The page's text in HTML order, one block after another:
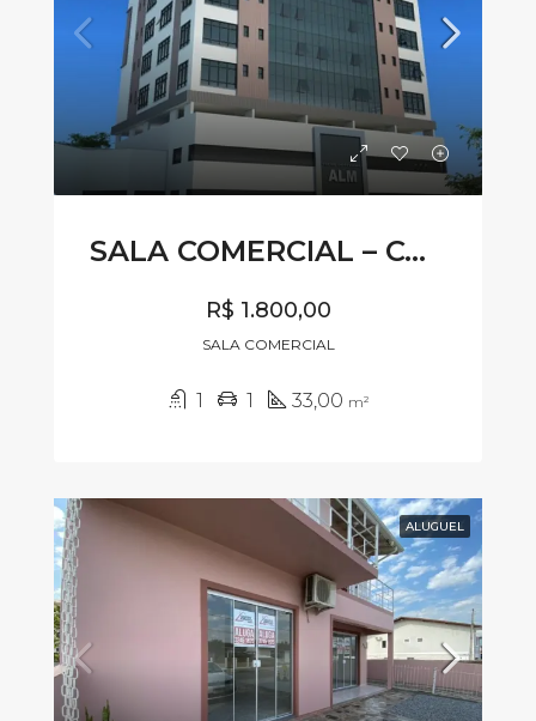
SALA COMERCIAL – CÓDIGO SL423
R$ 1.800,00
SALA COMERCIAL
1 1 33,00 m²
ALUGUEL